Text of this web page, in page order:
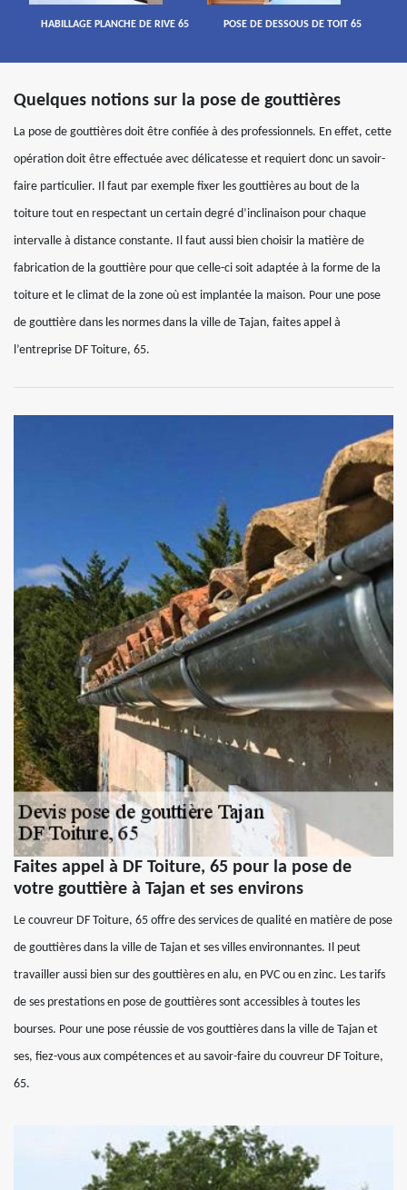
HABILLAGE PLANCHE DE RIVE 65 POSE DE DESSOUS DE TOIT 65
Quelques notions sur la pose de gouttières
La pose de gouttières doit être confiée à des professionnels. En effet, cette
opération doit être effectuée avec délicatesse et requiert donc un savoir-
faire particulier. Il faut par exemple fixer les gouttières au bout de la
toiture tout en respectant un certain degré d’inclinaison pour chaque
intervalle à distance constante. Il faut aussi bien choisir la matière de
fabrication de la gouttière pour que celle-ci soit adaptée à la forme de la
toiture et le climat de la zone où est implantée la maison. Pour une pose
de gouttière dans les normes dans la ville de Tajan, faites appel à
l’entreprise DF Toiture, 65.
Faites appel à DF Toiture, 65 pour la pose de
votre gouttière à Tajan et ses environs
Le couvreur DF Toiture, 65 offre des services de qualité en matière de pose
de gouttières dans la ville de Tajan et ses villes environnantes. Il peut
travailler aussi bien sur des gouttières en alu, en PVC ou en zinc. Les tarifs
de ses prestations en pose de gouttières sont accessibles à toutes les
bourses. Pour une pose réussie de vos gouttières dans la ville de Tajan et
ses, fiez-vous aux compétences et au savoir-faire du couvreur DF Toiture,
65.